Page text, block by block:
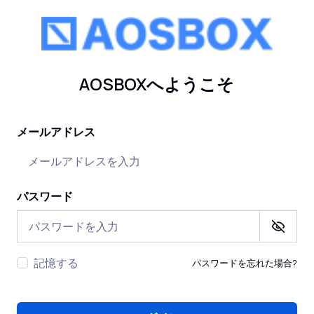
AOSBOXへようこそ
メールアドレス
パスワード
記憶する パスワードを忘れた場合?